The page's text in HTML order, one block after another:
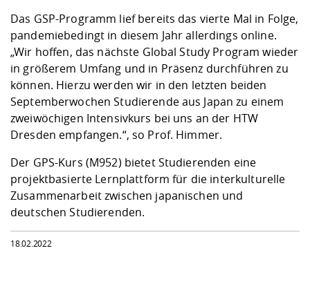
Das GSP-Programm lief bereits das vierte Mal in Folge,
pandemiebedingt in diesem Jahr allerdings online.
„Wir hoffen, das nächste Global Study Program wieder
in größerem Umfang und in Präsenz durchführen zu
können. Hierzu werden wir in den letzten beiden
Septemberwochen Studierende aus Japan zu einem
zweiwöchigen Intensivkurs bei uns an der HTW
Dresden empfangen.“, so Prof. Himmer.
Der GPS-Kurs (M952) bietet Studierenden eine
projektbasierte Lernplattform für die interkulturelle
Zusammenarbeit zwischen japanischen und
deutschen Studierenden.
18.02.2022